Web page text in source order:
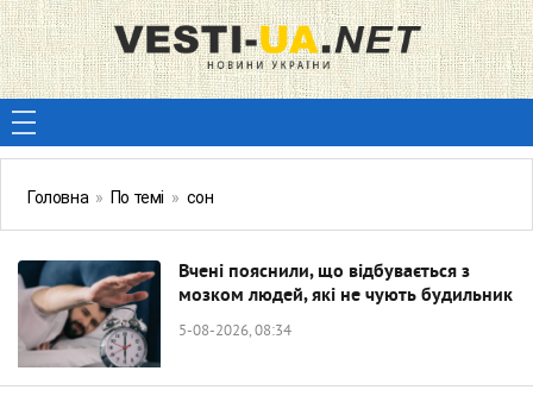
Головна » По темі » сон
Вчені пояснили, що відбувається з
мозком людей, які не чують будильник
5-08-2026, 08:34